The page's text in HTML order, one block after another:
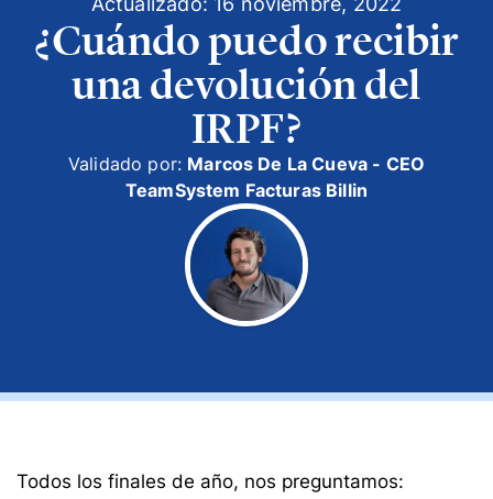
¿Cuándo puedo recibir
una devolución del
IRPF?
Validado por: Marcos De La Cueva - CEO
TeamSystem Facturas Billin
Todos los finales de año, nos preguntamos: